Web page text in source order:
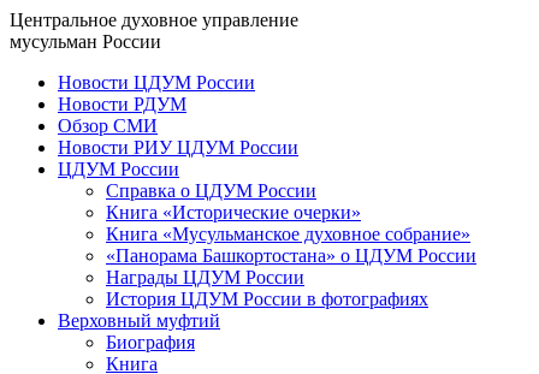
Центральное духовное управление
мусульман России
Новости ЦДУМ России
Новости РДУМ
Обзор СМИ
Новости РИУ ЦДУМ России
ЦДУМ России
Справка о ЦДУМ России
Книга «Исторические очерки»
Книга «Мусульманское духовное собрание»
«Панорама Башкортостана» о ЦДУМ России
Награды ЦДУМ России
История ЦДУМ России в фотографиях
Верховный муфтий
Биография
Книга